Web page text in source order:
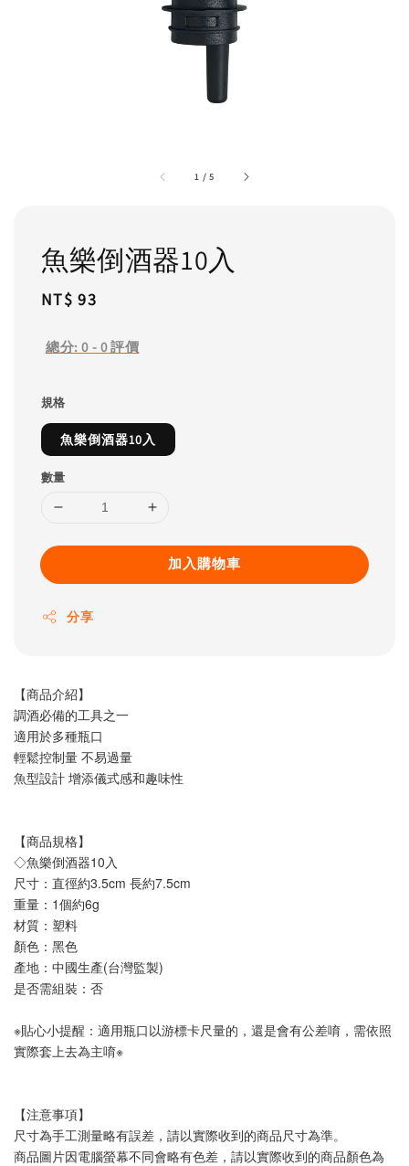
1 /5
魚樂倒酒器10入
Regular
NT$ 93
總分:0 - 0評價
規格
魚樂倒酒器10入
數量
加入購物車
分享
【商品介紹】
調酒必備的工具之一
適用於多種瓶口
輕鬆控制量 不易過量
魚型設計 增添儀式感和趣味性
【商品規格】
◇魚樂倒酒器10入
尺寸：直徑約3.5cm 長約7.5cm
重量：1個約6g
材質：塑料
顏色：黑色
產地：中國生產(台灣監製)
是否需組裝：否
※貼心小提醒：適用瓶口以游標卡尺量的，還是會有公差唷，需依照
實際套上去為主唷※
【注意事項】
尺寸為手工測量略有誤差，請以實際收到的商品尺寸為準。
商品圖片因電腦螢幕不同會略有色差，請以實際收到的商品顏色為